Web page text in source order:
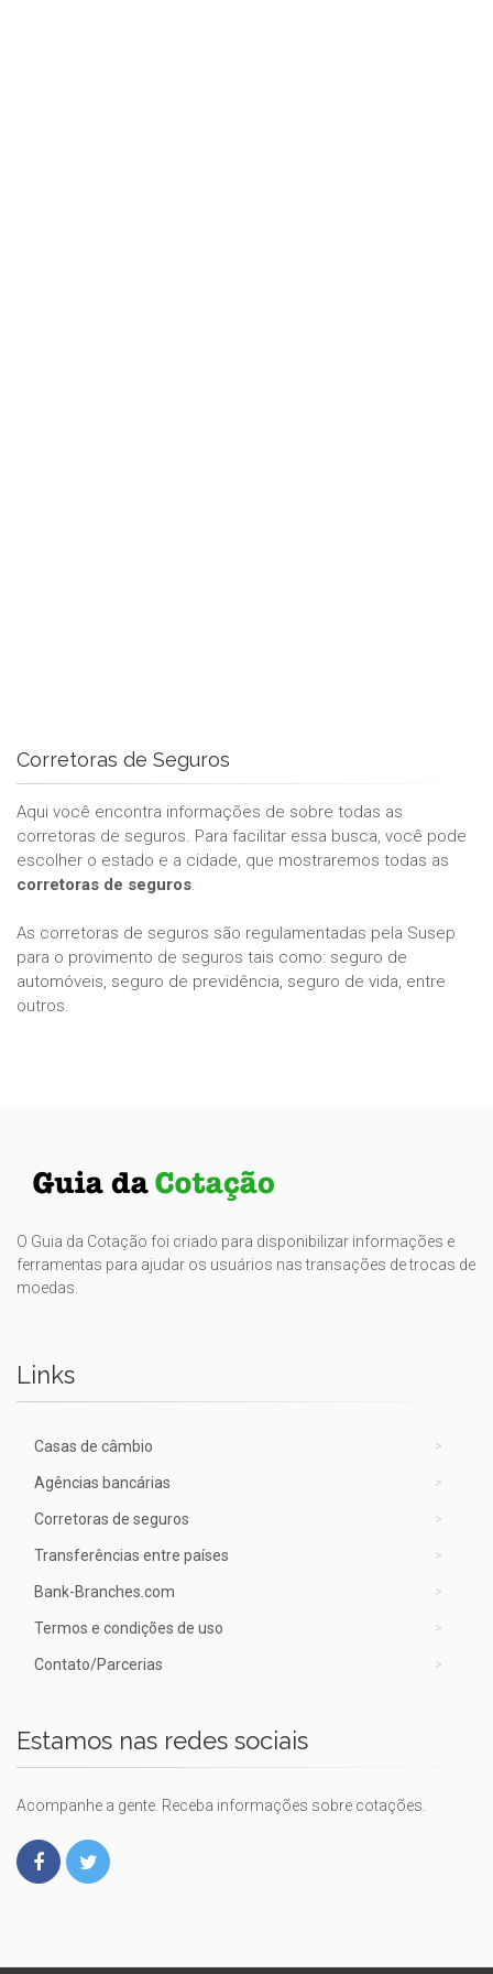
Corretoras de Seguros
Aqui você encontra informações de sobre todas as
corretoras de seguros. Para facilitar essa busca, você pode
escolher o estado e a cidade, que mostraremos todas as
corretoras de seguros.
As corretoras de seguros são regulamentadas pela Susep
para o provimento de seguros tais como: seguro de
automóveis, seguro de previdência, seguro de vida, entre
outros.
O Guia da Cotação foi criado para disponibilizar informações e
ferramentas para ajudar os usuários nas transações de trocas de
moedas.
Links
Casas de câmbio
Agências bancárias
Corretoras de seguros
Transferências entre países
Bank-Branches.com
Termos e condições de uso
Contato/Parcerias
Estamos nas redes sociais
Acompanhe a gente. Receba informações sobre cotações.